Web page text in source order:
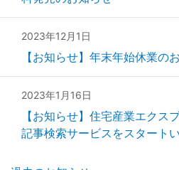
2023年12月1日
【お知らせ】年末年始休業の
2023年1月16日
【お知らせ】住宅産業エクス
記事検索サービスをスタート